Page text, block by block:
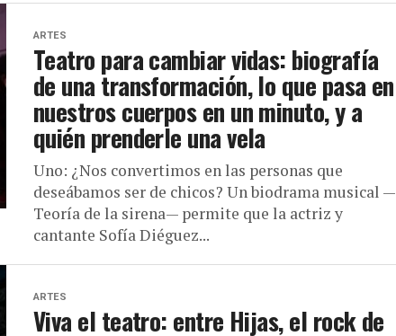
ARTES
Teatro para cambiar vidas: biografía
de una transformación, lo que pasa en
nuestros cuerpos en un minuto, y a
quién prenderle una vela
Uno: ¿Nos convertimos en las personas que
deseábamos ser de chicos? Un biodrama musical —
Teoría de la sirena— permite que la actriz y
cantante Sofía Diéguez...
ARTES
Viva el teatro: entre Hijas, el rock de